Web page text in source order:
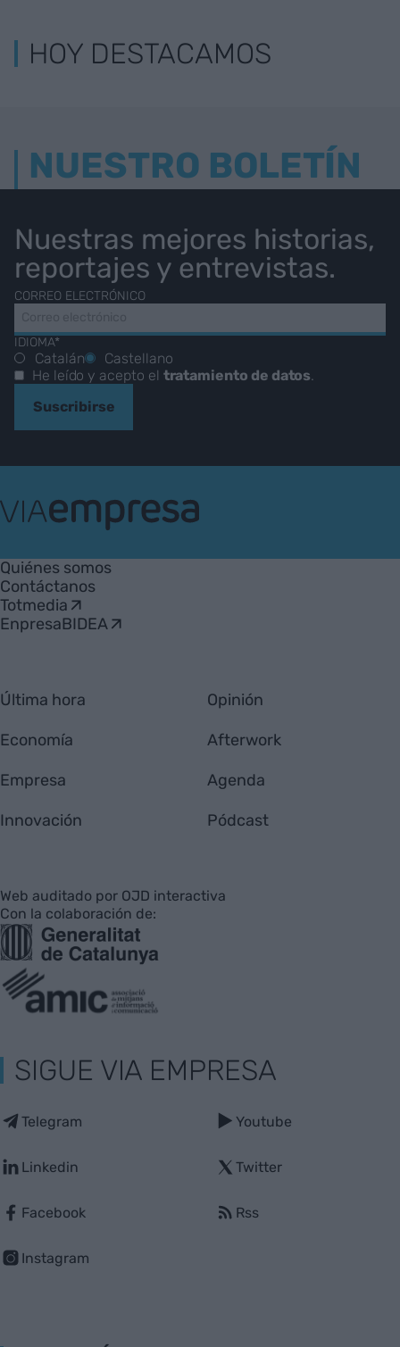
HOY DESTACAMOS
NUESTRO BOLETÍN
Nuestras mejores historias,
reportajes y entrevistas.
CORREO ELECTRÓNICO
IDIOMA*
Catalán
Castellano
He leído y acepto el tratamiento de datos.
Suscribirse
Empresa
Quiénes somos
Contáctanos
Totmedia
EnpresaBIDEA
Última hora
Economía
Empresa
Innovación
Opinión
Afterwork
Agenda
Pódcast
Web auditado por OJD interactiva
Con la colaboración de:
SIGUE VIA EMPRESA
Telegram
Linkedin
Facebook
Instagram
Youtube
Twitter
Rss